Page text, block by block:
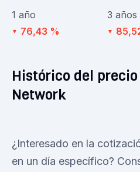
1 año
▼ 76,43 %
3 años
▼
Histórico del
Network
¿Interesado en la
en un día específico?